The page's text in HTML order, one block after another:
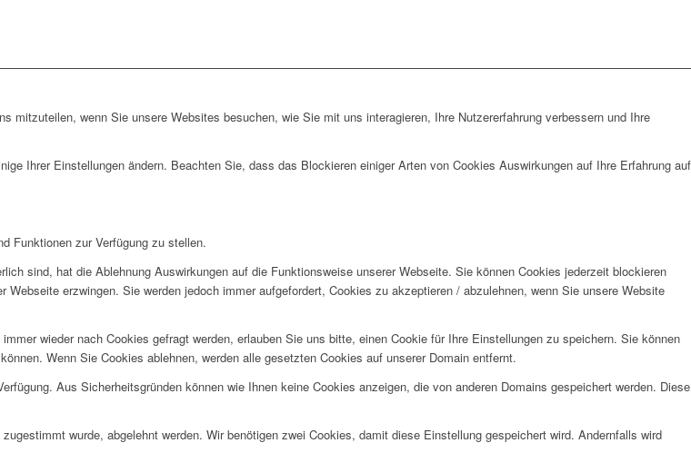
wenn Sie unsere Websites besuchen, wie Sie mit uns interagieren, Ihre Nutzererfahrung verbessern und Ihre
Ihrer Einstellungen ändern. Beachten Sie, dass das Blockieren einiger Arten von Cookies Auswirkungen auf Ihre Erfahrung auf
Funktionen zur Verfügung zu stellen.
sind, hat die Ablehnung Auswirkungen auf die Funktionsweise unserer Webseite. Sie können Cookies jederzeit blockieren
erzwingen. Sie werden jedoch immer aufgefordert, Cookies zu akzeptieren / abzulehnen, wenn Sie unsere Website
wieder nach Cookies gefragt werden, erlauben Sie uns bitte, einen Cookie für Ihre Einstellungen zu speichern. Sie können
Wenn Sie Cookies ablehnen, werden alle gesetzten Cookies auf unserer Domain entfernt.
Aus Sicherheitsgründen können wie Ihnen keine Cookies anzeigen, die von anderen Domains gespeichert werden. Diese
wurde, abgelehnt werden. Wir benötigen zwei Cookies, damit diese Einstellung gespeichert wird. Andernfalls wird